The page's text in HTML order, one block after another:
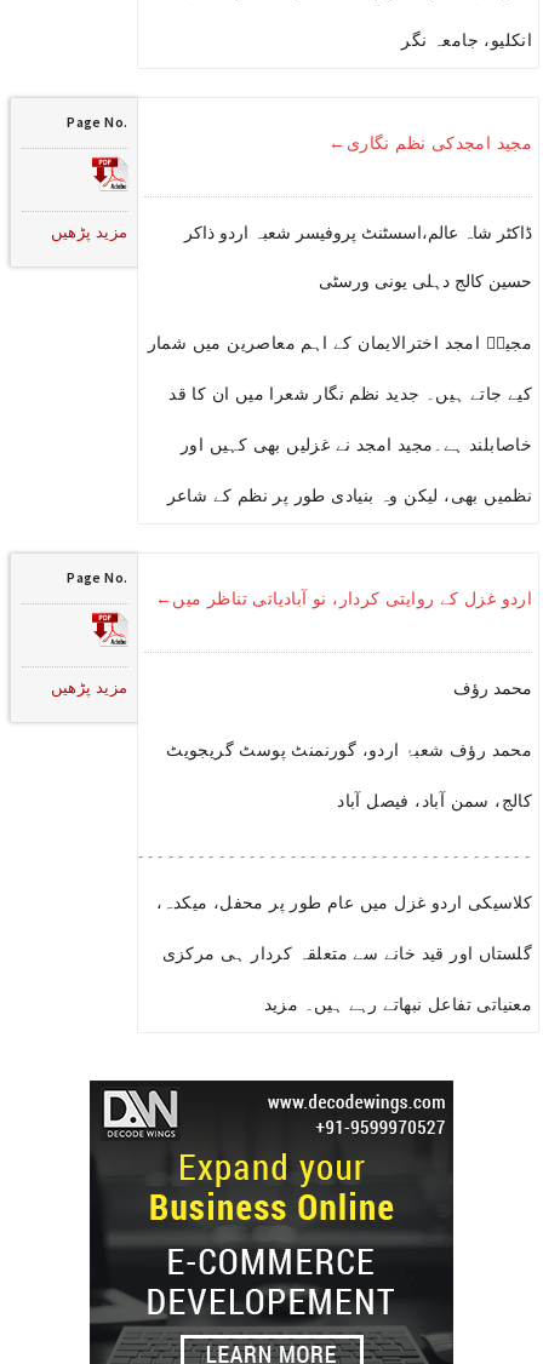
انکلیو، جامعہ نگر
مجید امجدکی نظم نگاری←
ڈاکٹر شاہ عالم،اسسٹنٹ پروفیسر شعبہ اردو ذاکر
حسین کالج دہلی یونی ورسٹی
مجیدؔ امجد اخترالایمان کے اہم معاصرین میں شمار
کیے جاتے ہیں۔ جدید نظم نگار شعرا میں ان کا قد
خاصابلند ہے۔مجید امجد نے غزلیں بھی کہیں اور
نظمیں بھی، لیکن وہ بنیادی طور پر نظم کے شاعر
Page No.
مزید پڑھیں
اردو غزل کے روایتی کردار، نو آبادیاتی تناظر میں←
محمد رؤف
محمد رؤف شعبۂ اردو، گورنمنٹ پوسٹ گریجویٹ
کالج، سمن آباد، فیصل آباد
کلاسیکی اردو غزل میں عام طور پر محفل، میکدہ،
گلستاں اور قید خانے سے متعلقہ کردار ہی مرکزی
معنیاتی تفاعل نبھاتے رہے ہیں۔ مزید
Page No.
مزید پڑھیں